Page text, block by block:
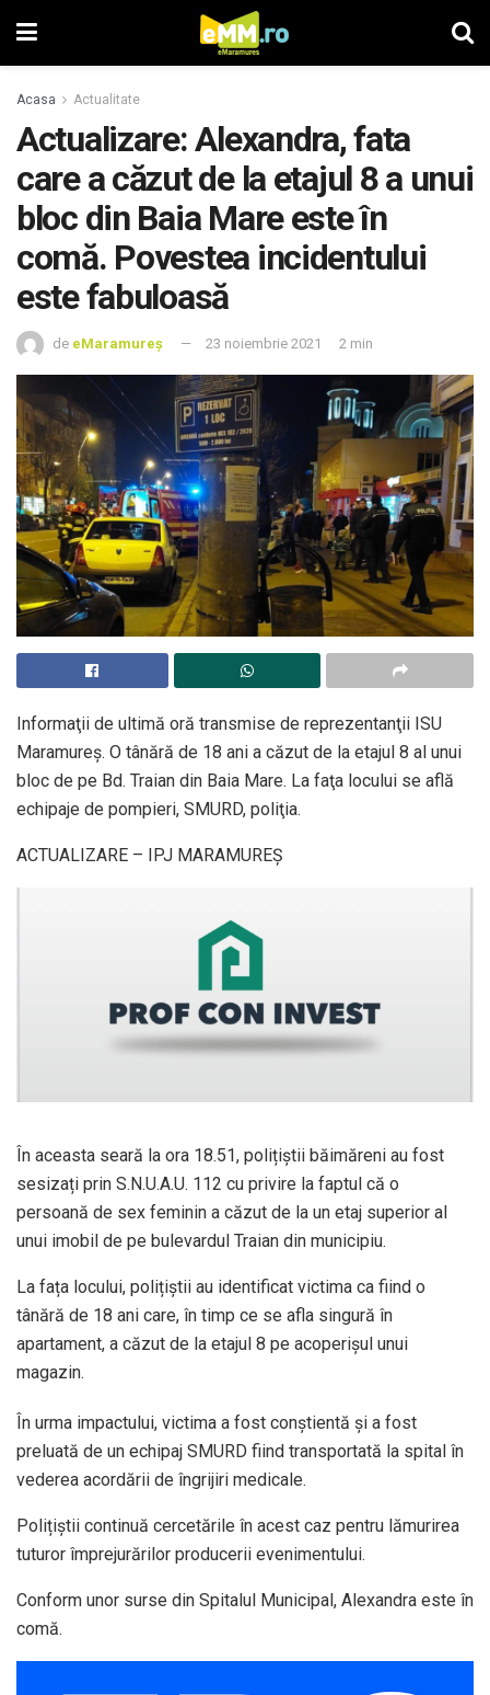
Acasa Actualitate
Actualizare: Alexandra, fata
care a căzut de la etajul 8 a unui
bloc din Baia Mare este în
comă. Povestea incidentului
este fabuloasă
de eMaramureș 23 noiembrie 2021 2 min
Informaţii de ultimă oră transmise de reprezentanţii ISU
Maramureş. O tânără de 18 ani a căzut de la etajul 8 al unui
bloc de pe Bd. Traian din Baia Mare. La faţa locului se află
echipaje de pompieri, SMURD, poliţia.
ACTUALIZARE – IPJ MARAMUREŞ
În aceasta seară la ora 18.51, polițiștii băimăreni au fost
sesizați prin S.N.U.A.U. 112 cu privire la faptul că o
persoană de sex feminin a căzut de la un etaj superior al
unui imobil de pe bulevardul Traian din municipiu.
La fața locului, polițiștii au identificat victima ca fiind o
tânără de 18 ani care, în timp ce se afla singură în
apartament, a căzut de la etajul 8 pe acoperișul unui
magazin.
În urma impactului, victima a fost conștientă și a fost
preluată de un echipaj SMURD fiind transportată la spital în
vederea acordării de îngrijiri medicale.
Polițiștii continuă cercetările în acest caz pentru lămurirea
tuturor împrejurărilor producerii evenimentului.
Conform unor surse din Spitalul Municipal, Alexandra este în
comă.